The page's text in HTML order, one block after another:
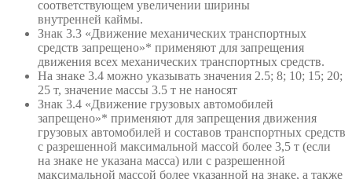
соответствующем увеличении ширины
внутренней каймы.
Знак 3.3 «Движение механических транспортных
средств запрещено»* применяют для запрещения
движения всех механических транспортных средств.
На знаке 3.4 можно указывать значения 2.5; 8; 10; 15; 20;
25 т, значение массы 3.5 т не наносят
Знак 3.4 «Движение грузовых автомобилей
запрещено»* применяют для запрещения движения
грузовых автомобилей и составов транспортных средств
с разрешенной максимальной массой более 3,5 т (если
на знаке не указана масса) или с разрешенной
максимальной массой более указанной на знаке, а также